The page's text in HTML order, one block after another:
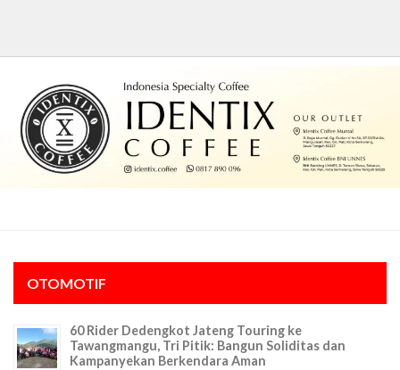
OTOMOTIF
60 Rider Dedengkot Jateng Touring ke
Tawangmangu, Tri Pitik: Bangun Soliditas dan
Kampanyekan Berkendara Aman